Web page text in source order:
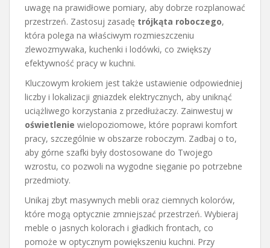
uwagę na prawidłowe pomiary, aby dobrze rozplanować
przestrzeń. Zastosuj zasadę trójkąta roboczego,
która polega na właściwym rozmieszczeniu
zlewozmywaka, kuchenki i lodówki, co zwiększy
efektywność pracy w kuchni.
Kluczowym krokiem jest także ustawienie odpowiedniej
liczby i lokalizacji gniazdek elektrycznych, aby uniknąć
uciążliwego korzystania z przedłużaczy. Zainwestuj w
oświetlenie wielopoziomowe, które poprawi komfort
pracy, szczególnie w obszarze roboczym. Zadbaj o to,
aby górne szafki były dostosowane do Twojego
wzrostu, co pozwoli na wygodne sięganie po potrzebne
przedmioty.
Unikaj zbyt masywnych mebli oraz ciemnych kolorów,
które mogą optycznie zmniejszać przestrzeń. Wybieraj
meble o jasnych kolorach i gładkich frontach, co
pomoże w optycznym powiększeniu kuchni. Przy